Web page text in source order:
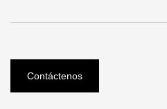
Contáctenos